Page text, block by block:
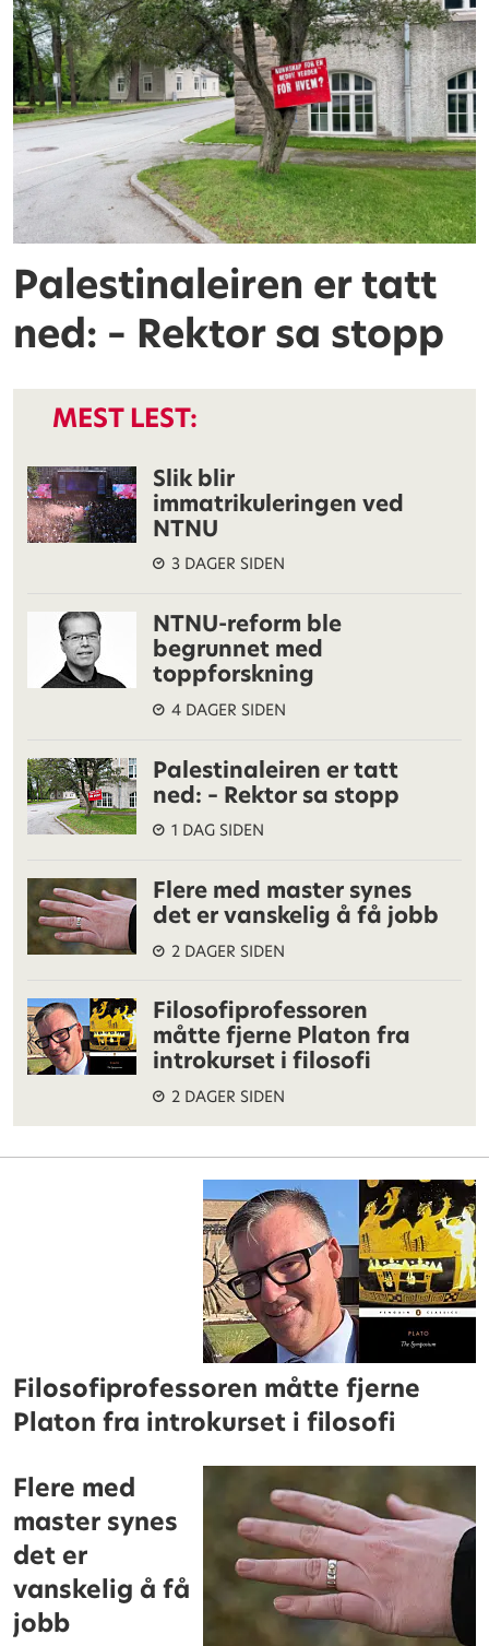
Palestinaleiren er tatt
ned: – Rektor sa stopp
MEST LEST:
Slik blir
immatrikuleringen ved
NTNU
3 DAGER SIDEN
NTNU-reform ble
begrunnet med
toppforskning
4 DAGER SIDEN
Palestinaleiren er tatt
ned: – Rektor sa stopp
1 DAG SIDEN
Flere med master synes
det er vanskelig å få jobb
2 DAGER SIDEN
Filosofiprofessoren
måtte fjerne Platon fra
introkurset i filosofi
2 DAGER SIDEN
Filosofiprofessoren måtte fjerne
Platon fra introkurset i filosofi
Flere med
master synes
det er
vanskelig å få
jobb